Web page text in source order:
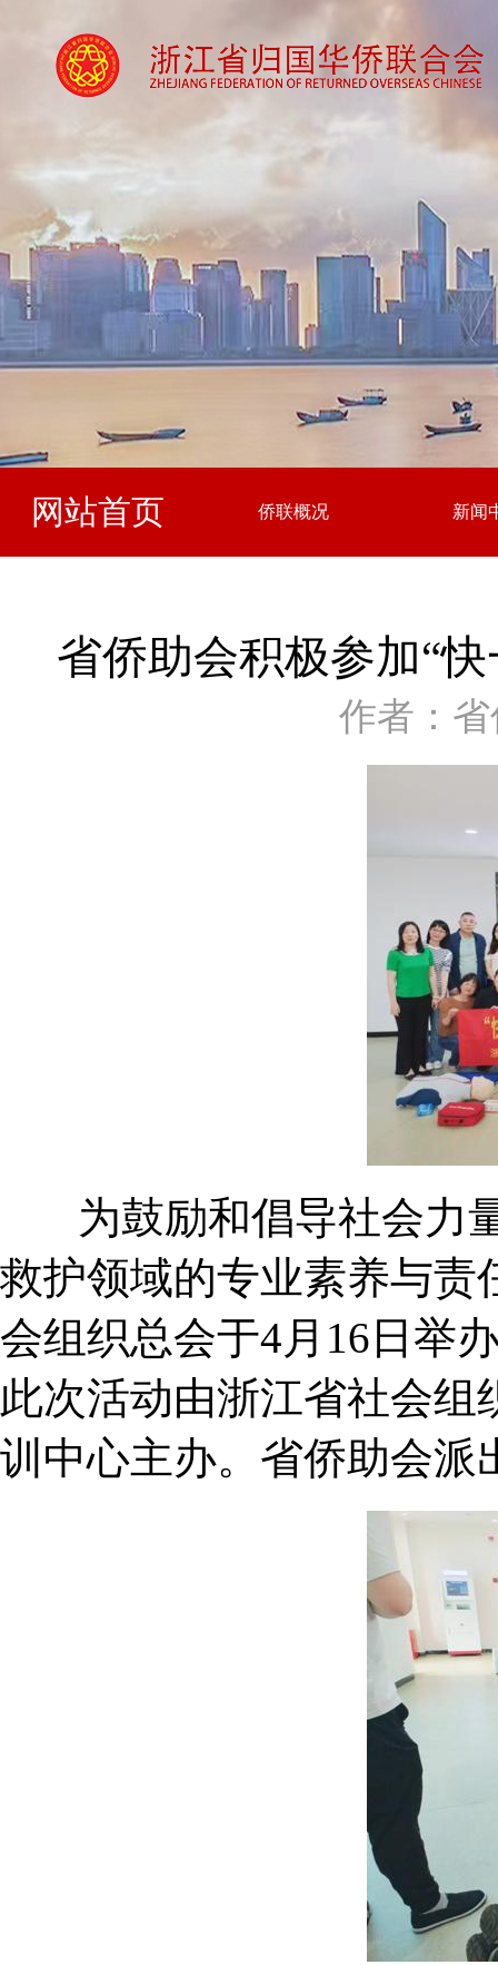
网站首页 侨联概况 新闻
省侨助会积极参加“
作者：
为鼓励和倡导社会力量
救护领域的专业素养与责
会组织总会于4月16日举
此次活动由浙江省社会
训中心主办。省侨助会派